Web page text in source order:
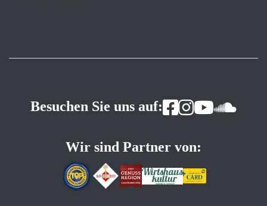
Besuchen Sie uns auf:
Wir sind Partner von: